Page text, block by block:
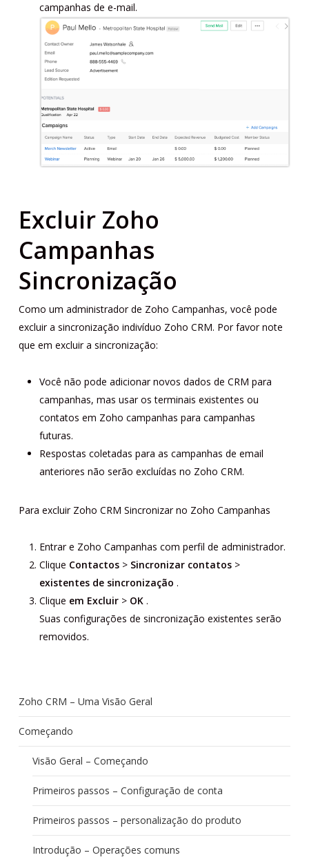
campanhas de e-mail.
Excluir Zoho
Campanhas
Sincronização
Como um administrador de Zoho Campanhas, você pode
excluir a sincronização indivíduo Zoho CRM. Por favor note
que em excluir a sincronização:
Você não pode adicionar novos dados de CRM para
campanhas, mas usar os terminais existentes ou
contatos em Zoho campanhas para campanhas
futuras.
Respostas coletadas para as campanhas de email
anteriores não serão excluídas no Zoho CRM.
Para excluir Zoho CRM Sincronizar no Zoho Campanhas
Entrar e Zoho Campanhas com perfil de administrador.
Clique Contactos> Sincronizar contatos>
existentes de sincronização .
Clique em Excluir> OK.
Suas configurações de sincronização existentes serão
removidos.
Zoho CRM – Uma Visão Geral
Começando
Visão Geral – Começando
Primeiros passos – Configuração de conta
Primeiros passos – personalização do produto
Introdução – Operações comuns